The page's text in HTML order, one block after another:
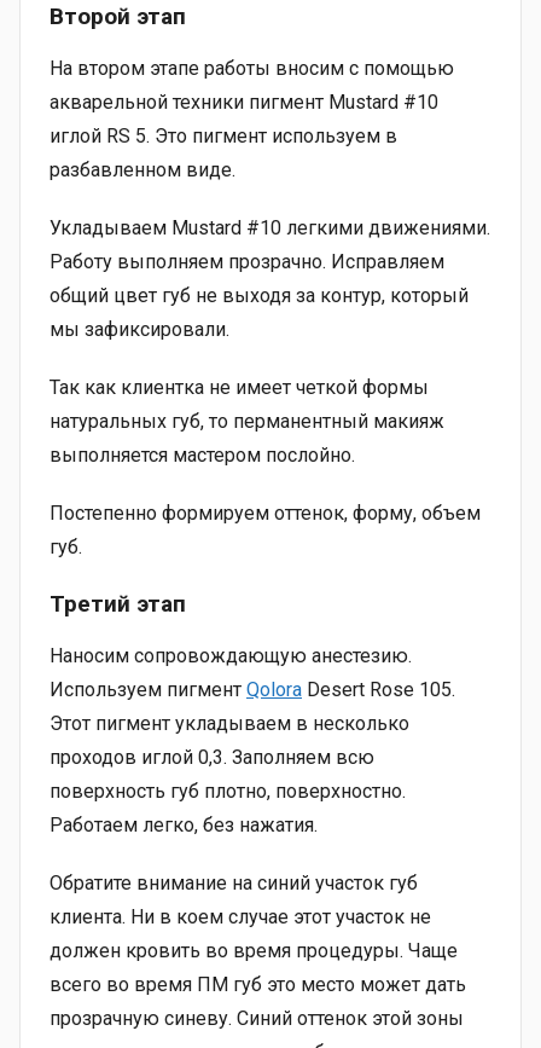
Второй этап
На втором этапе работы вносим с помощью
акварельной техники пигмент Mustard #10
иглой RS 5. Это пигмент используем в
разбавленном виде.
Укладываем Mustard #10 легкими движениями.
Работу выполняем прозрачно. Исправляем
общий цвет губ не выходя за контур, который
мы зафиксировали.
Так как клиентка не имеет четкой формы
натуральных губ, то перманентный макияж
выполняется мастером послойно.
Постепенно формируем оттенок, форму, объем
губ.
Третий этап
Наносим сопровождающую анестезию.
Используем пигмент Qolora Desert Rose 105.
Этот пигмент укладываем в несколько
проходов иглой 0,3. Заполняем всю
поверхность губ плотно, поверхностно.
Работаем легко, без нажатия.
Обратите внимание на синий участок губ
клиента. Ни в коем случае этот участок не
должен кровить во время процедуры. Чаще
всего во время ПМ губ это место может дать
прозрачную синеву. Синий оттенок этой зоны